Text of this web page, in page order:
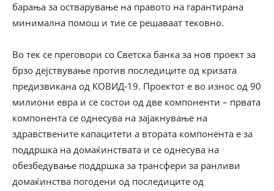
барања за остварување на правото на гарантирана
минимална помош и тие се решаваат тековно.
Во тек се преговори со Светска банка за нов проект за
брзо дејствување против последиците од кризата
предизвикана од КОВИД-19. Проектот е во износ од 90
милиони евра и се состои од две компоненти – првата
компонента се однесува на зајакнување на
здравствените капацитети а втората компонента е за
поддршка на домаќинствата и се однесува на
обезбедување поддршка за трансфери за ранливи
домаќинства погодени од последиците од